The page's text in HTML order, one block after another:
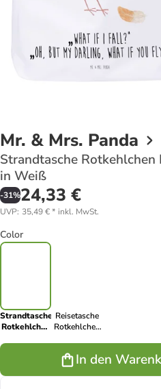
Mr. & Mrs. Panda
Strandtasche Rotkehlchen
in Weiß
-31%24,33 €
UVP: 35,49 €* inkl. MwSt.
Color
Strandtasche
Rotkehlchen
Reisetasche
Rotkehlchen
Gelb Pastell
In den